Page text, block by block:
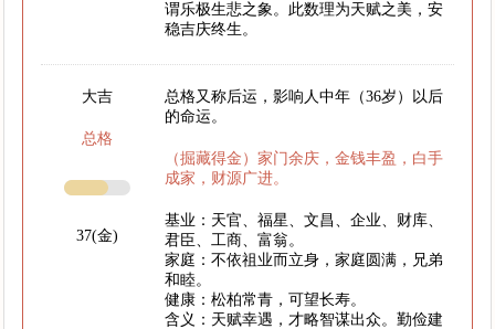
谓乐极生悲之象。此数理为天赋之美，安
稳吉庆终生。
大吉
总格
37(金)
总格又称后运，影响人中年（36岁）以后
的命运。
（掘藏得金）家门余庆，金钱丰盈，白手
成家，财源广进。
基业：天官、福星、文昌、企业、财库、
君臣、工商、富翁。
家庭：不依祖业而立身，家庭圆满，兄弟
和睦。
健康：松柏常青，可望长寿。
含义：天赋幸遇，才略智谋出众。勤俭建